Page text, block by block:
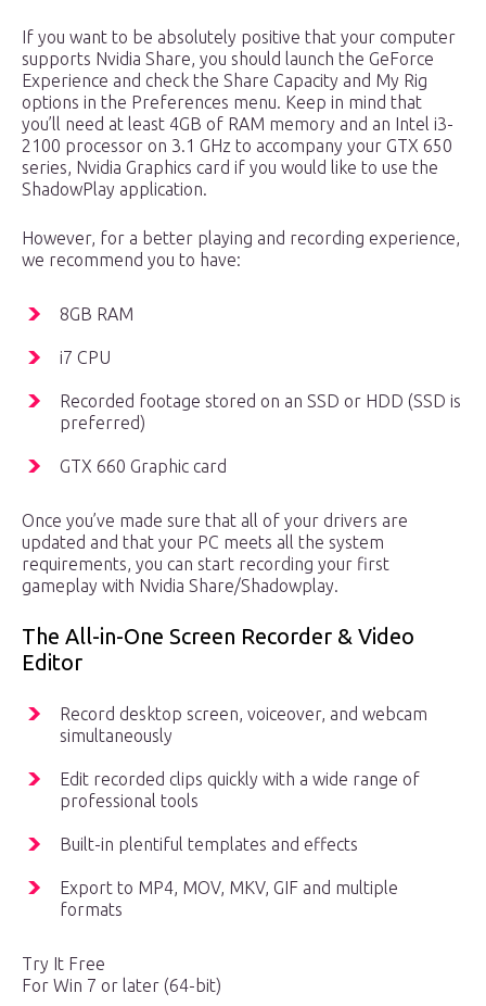
If you want to be absolutely positive that your computer
supports Nvidia Share, you should launch the GeForce
Experience and check the Share Capacity and My Rig
options in the Preferences menu. Keep in mind that
you’ll need at least 4GB of RAM memory and an Intel i3-
2100 processor on 3.1 GHz to accompany your GTX 650
series, Nvidia Graphics card if you would like to use the
ShadowPlay application.
However, for a better playing and recording experience,
we recommend you to have:
8GB RAM
i7 CPU
Recorded footage stored on an SSD or HDD (SSD is
preferred)
GTX 660 Graphic card
Once you’ve made sure that all of your drivers are
updated and that your PC meets all the system
requirements, you can start recording your first
gameplay with Nvidia Share/Shadowplay.
The All-in-One Screen Recorder & Video
Editor
Record desktop screen, voiceover, and webcam
simultaneously
Edit recorded clips quickly with a wide range of
professional tools
Built-in plentiful templates and effects
Export to MP4, MOV, MKV, GIF and multiple
formats
Try It Free
For Win 7 or later (64-bit)